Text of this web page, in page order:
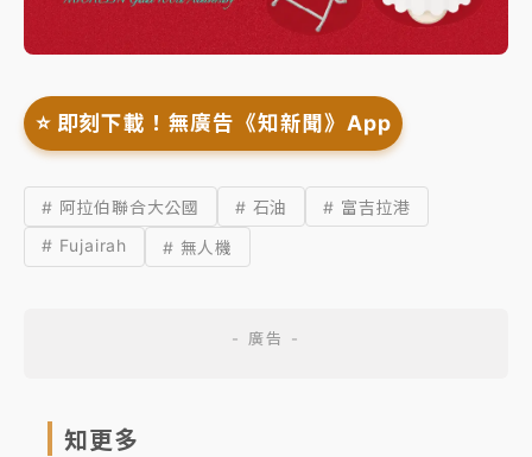
⭐️ 即刻下載！無廣告《知新聞》App
# 阿拉伯聯合大公國 # 石油
# 富吉拉港
# Fujairah
# 無人機
知更多